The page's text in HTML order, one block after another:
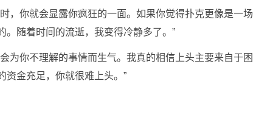
，你就会显露你疯狂的一面。如果你觉得扑克更像是一场
随着时间的流逝，我变得冷静多了。”
为你不理解的事情而生气。我真的相信上头主要来自于困
资金充足，你就很难上头。”